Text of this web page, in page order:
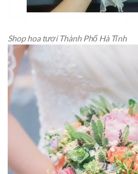
Shop hoa tươi Thành Phố Hà Tĩnh